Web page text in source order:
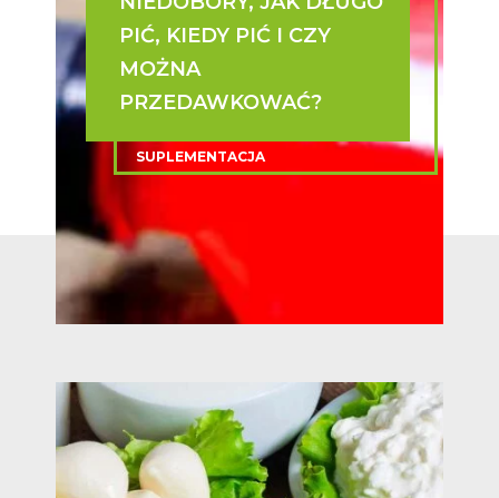
SUPLEMENTACJA
PIĆ, KIEDY PIĆ I CZY
MOŻNA
PRZEDAWKOWAĆ?